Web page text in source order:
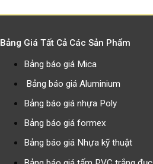
Bảng Giá Tất Cả Các Sản Phẩm
Bảng báo giá Mica
Bảng báo giá Aluminium
Bảng báo giá nhựa Poly
Bảng báo giá formex
Bảng báo giá Nhựa kỹ thuật